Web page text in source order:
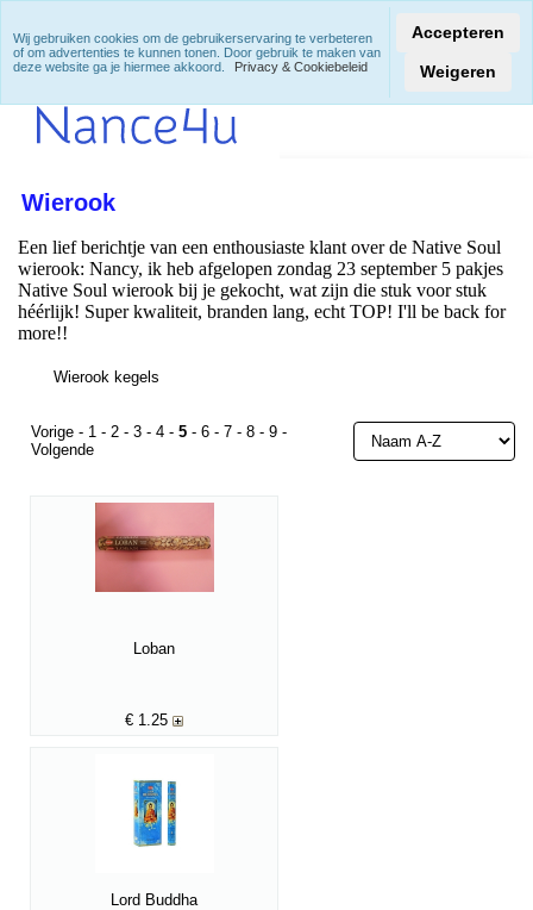
Wierook
Een lief berichtje van een enthousiaste klant over de Native Soul
wierook: Nancy, ik heb afgelopen zondag 23 september 5 pakjes
Native Soul wierook bij je gekocht, wat zijn die stuk voor stuk
héérlijk! Super kwaliteit, branden lang, echt TOP! I'll be back for
more!!
Wierook kegels
Vorige - 1 - 2 - 3 - 4 - 5 - 6 - 7 - 8 - 9 -
Volgende
Loban
€ 1.25
Lord Buddha
Wij gebruiken cookies om de gebruikerservaring te verbeteren
of om advertenties te kunnen tonen. Door gebruik te maken van
deze website ga je hiermee akkoord.
Privacy & Cookiebeleid
Accepteren
Weigeren